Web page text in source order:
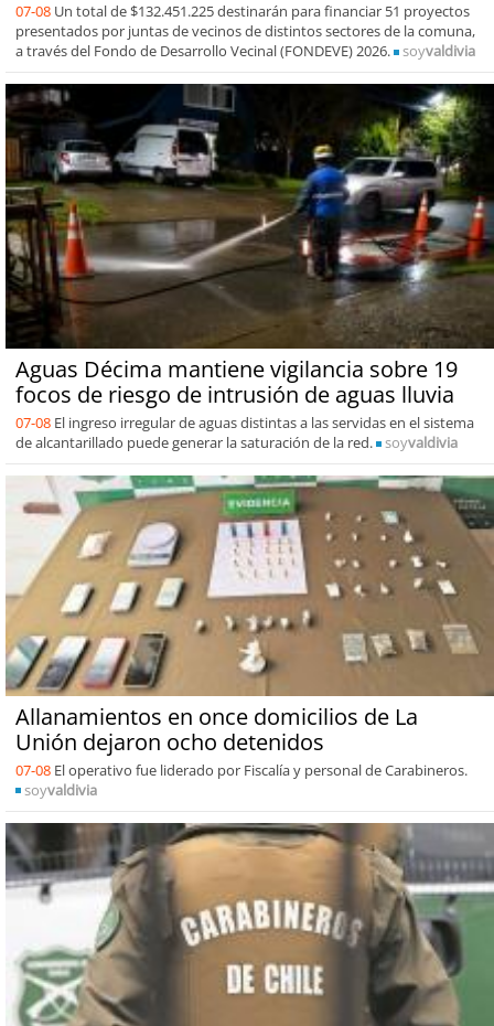
07-08 Un total de $132.451.225 destinarán para financiar 51 proyectos
presentados por juntas de vecinos de distintos sectores de la comuna,
a través del Fondo de Desarrollo Vecinal (FONDEVE) 2026.
soyvaldivia
Aguas Décima mantiene vigilancia sobre 19
focos de riesgo de intrusión de aguas lluvia
07-08 El ingreso irregular de aguas distintas a las servidas en el sistema
de alcantarillado puede generar la saturación de la red.
soyvaldivia
Allanamientos en once domicilios de La
Unión dejaron ocho detenidos
07-08 El operativo fue liderado por Fiscalía y personal de Carabineros.
soyvaldivia